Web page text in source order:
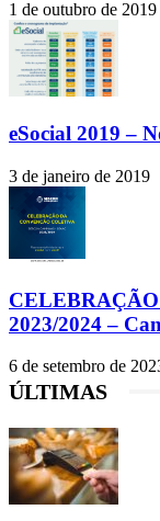
1 de outubro de 2019
eSocial 2019 –
3 de janeiro de 2019
2023/2024 –
6 de setembro de
ÚLTIMAS